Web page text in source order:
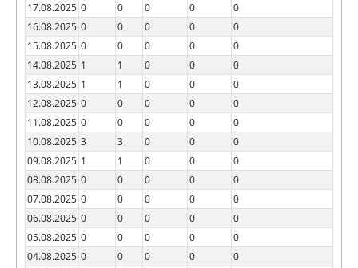
17.08.2025 0 0 0 0
0
16.08.2025 0 0 0 0
0
15.08.2025 0 0 0 0
0
14.08.2025 1 1 0 0
0
13.08.2025 1 1 0 0
0
12.08.2025 0 0 0 0
0
11.08.2025 0 0 0 0
0
10.08.2025 3 3 0 0
0
09.08.2025 1 1 0 0
0
08.08.2025 0 0 0 0
0
07.08.2025 0 0 0 0
0
06.08.2025 0 0 0 0
0
05.08.2025 0 0 0 0
0
04.08.2025 0 0 0 0
0